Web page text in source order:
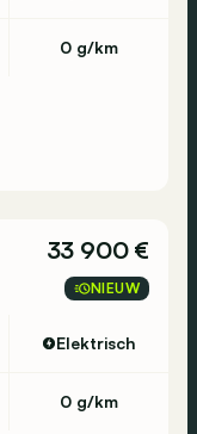
0 g/km
33 900 €
NIEUW
Elektrisch
0 g/km